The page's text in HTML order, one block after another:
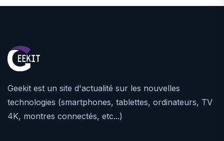
Geekit est un site d'actualité sur les nouvelles
technologies (smartphones, tablettes, ordinateurs, TV
4K, montres connectés, etc...)